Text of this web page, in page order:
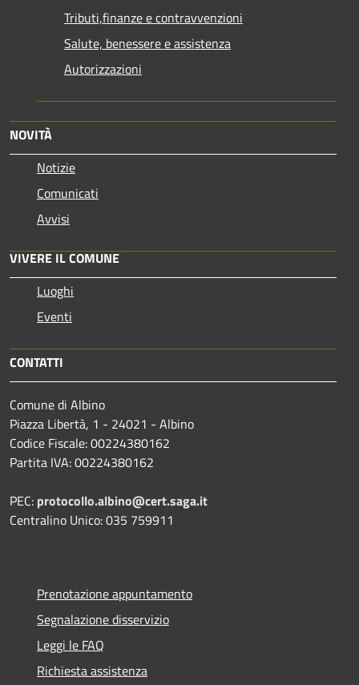
Tributi,finanze e contravvenzioni
Salute, benessere e assistenza
Autorizzazioni
NOVITÀ
Notizie
Comunicati
Avvisi
VIVERE IL COMUNE
Luoghi
Eventi
CONTATTI
Comune di Albino
Piazza Libertà, 1 - 24021 - Albino
Codice Fiscale: 00224380162
Partita IVA: 00224380162
PEC: protocollo.albino@cert.saga.it
Centralino Unico: 035 759911
Prenotazione appuntamento
Segnalazione disservizio
Leggi le FAQ
Richiesta assistenza